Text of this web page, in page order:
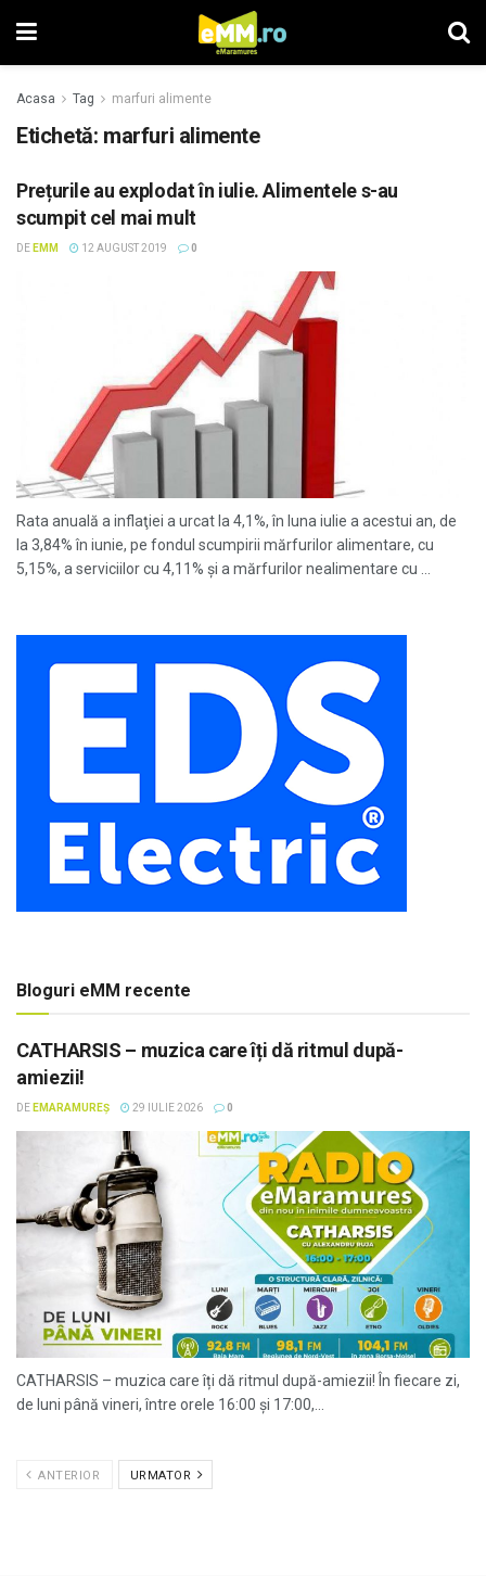
Acasa Tag marfuri alimente
Etichetă: marfuri alimente
Prețurile au explodat în iulie. Alimentele s-au
scumpit cel mai mult
DE EMM 12 AUGUST 2019 0
Rata anuală a inflaţiei a urcat la 4,1%, în luna iulie a acestui an, de
la 3,84% în iunie, pe fondul scumpirii mărfurilor alimentare, cu
5,15%, a serviciilor cu 4,11% şi a mărfurilor nealimentare cu ...
Bloguri eMM recente
CATHARSIS – muzica care îți dă ritmul după-
amiezii!
DE EMARAMUREȘ 29 IULIE 2026 0
CATHARSIS – muzica care îți dă ritmul după-amiezii! În fiecare zi,
de luni până vineri, între orele 16:00 și 17:00,...
ANTERIOR URMATOR